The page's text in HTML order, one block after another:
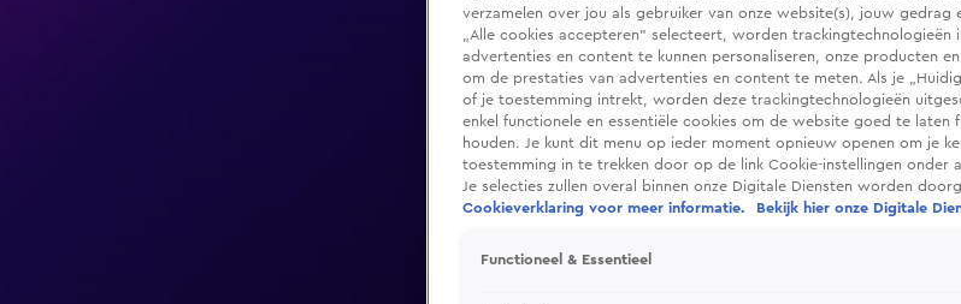
verzamelen over jou als gebruiker van onze website(s), jouw gedrag
„Alle cookies accepteren” selecteert, worden trackingtechnologieën
advertenties en content te kunnen personaliseren, onze producten
om de prestaties van advertenties en content te meten. Als je
of je toestemming intrekt, worden deze trackingtechnologieën
enkel functionele en essentiële cookies om de website goed te laten
houden. Je kunt dit menu op ieder moment opnieuw openen om je
toestemming in te trekken door op de link Cookie-instellingen onder
Je selecties zullen overal binnen onze Digitale Diensten worden
Cookieverklaring voor meer informatie.
Bekijk hier onze Digitale
Functioneel & Essentieel